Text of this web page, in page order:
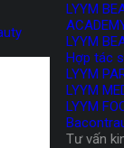
LYYM
LYYM
Hợp tác
LYYM
LYYM
LYYM
Tư vấn